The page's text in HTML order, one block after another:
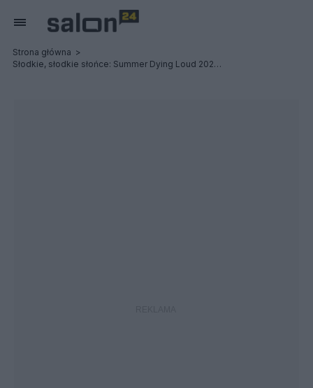
Strona główna
Słodkie, słodkie słońce: Summer Dying Loud 2023 - Relacja